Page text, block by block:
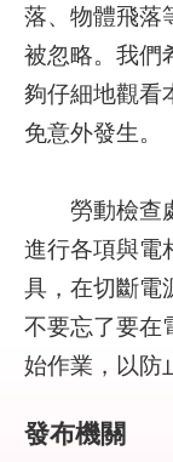
影
音
專
區
訊
公
開
網
導
覽
落、物體飛落
被忽略。我們
夠仔細地觀看
免意外發生。
勞動檢查處
進行各項與電
具，在切斷電
不要忘了要在
始作業，以防
發布機關